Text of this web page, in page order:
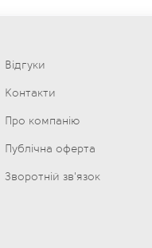
Відгуки
Контакти
Про компанію
Публічна оферта
Зворотній зв'язок